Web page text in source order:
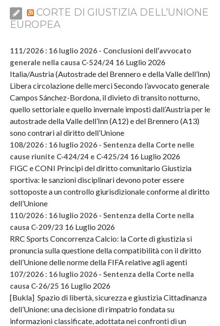
CORTE DI GIUSTIZIA DELL’UNIONE
EUROPEA
111/2026 : 16 luglio 2026 - Conclusioni dell’avvocato
generale nella causa C-524/24 16 Luglio 2026
Italia/Austria (Autostrade del Brennero e della Valle dell’Inn)
Libera circolazione delle merci Secondo l’avvocato generale
Campos Sánchez-Bordona, il divieto di transito notturno,
quello settoriale e quello invernale imposti dall’Austria per le
autostrade della Valle dell’Inn (A12) e del Brennero (A13)
sono contrari al diritto dell’Unione
108/2026 : 16 luglio 2026 - Sentenza della Corte nelle
cause riunite C-424/24 e C-425/24 16 Luglio 2026
FIGC e CONI Principi del diritto comunitario Giustizia
sportiva: le sanzioni disciplinari devono poter essere
sottoposte a un controllo giurisdizionale conforme al diritto
dell’Unione
110/2026 : 16 luglio 2026 - Sentenza della Corte nella
causa C-209/23 16 Luglio 2026
RRC Sports Concorrenza Calcio: la Corte di giustizia si
pronuncia sulla questione della compatibilità con il diritto
dell’Unione delle norme della FIFA relative agli agenti
107/2026 : 16 luglio 2026 - Sentenza della Corte nella
causa C-26/25 16 Luglio 2026
[Bukla] Spazio di libertà, sicurezza e giustizia Cittadinanza
dell’Unione: una decisione di rimpatrio fondata su
informazioni classificate, adottata nei confronti di un